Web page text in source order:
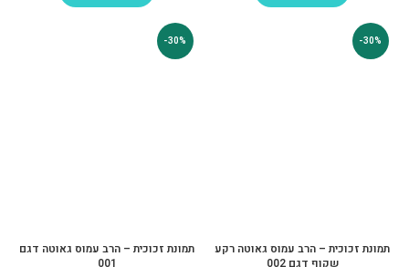
-30%
תמונת זכוכית – הרב עמוס גאוטה רקע
שקוף דגם 002
-30%
תמונת זכוכית – הרב עמוס גאוטה דגם
001